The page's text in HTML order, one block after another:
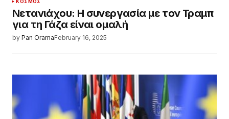
ΚΌΣΜΟΣ
Νετανιάχου: Η συνεργασία με τον Τραμπ
για τη Γάζα είναι ομαλή
by Pan OramaFebruary 16, 2025